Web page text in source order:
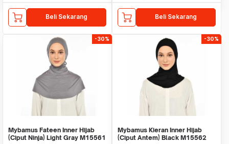
Beli Sekarang Beli Sekarang
-30%
Mybamus Fateen Inner Hijab
(Ciput Ninja) Light Gray M15561
-30%
Mybamus Kieran Inner Hijab
(Ciput Antem) Black M15562